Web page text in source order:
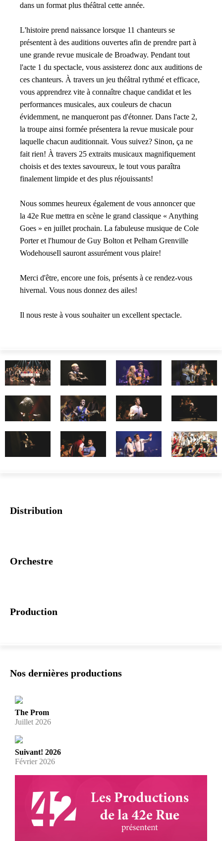
dans un format plus théâtral cette année.
L'histoire prend naissance lorsque 11 chanteurs se
présentent à des auditions ouvertes afin de prendre part à
une grande revue musicale de Broadway. Pendant tout
l'acte 1 du spectacle, vous assisterez donc aux auditions de
ces chanteurs. À travers un jeu théâtral rythmé et efficace,
vous apprendrez vite à connaître chaque candidat et les
performances musicales, aux couleurs de chacun
évidemment, ne manqueront pas d'étonner. Dans l'acte 2,
la troupe ainsi formée présentera la revue musicale pour
laquelle chacun auditionnait. Vous suivez? Sinon, ça ne
fait rien! À travers 25 extraits musicaux magnifiquement
choisis et des textes savoureux, le tout vous paraîtra
finalement limpide et des plus réjouissants!
Nous sommes heureux également de vous annoncer que
la 42e Rue mettra en scène le grand classique « Anything
Goes » en juillet prochain. La fabuleuse musique de Cole
Porter et l'humour de Guy Bolton et Pelham Grenville
WodehouseIl sauront assurément vous plaire!
Merci d'être, encore une fois, présents à ce rendez-vous
hivernal. Vous nous donnez des ailes!
Il nous reste à vous souhaiter un excellent spectacle.
Distribution
Orchestre
Production
Nos dernières productions
The Prom
Juillet 2026
Suivant! 2026
Février 2026